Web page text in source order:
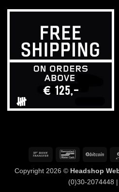
Virement
Bancontact
Copyright 2026 © Headshop
(0)30-2074448